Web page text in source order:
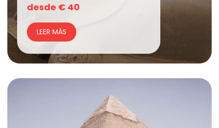
desde € 40
LEER MÁS